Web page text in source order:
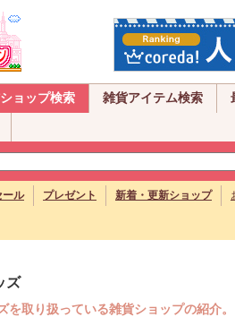
ョップ検索 雑貨アイテム検索
ール プレゼント 新着・更新ショップ
ズ
を取り扱っている雑貨ショップの紹介。